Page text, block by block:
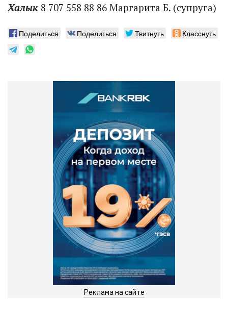
Халык 8 707 558 88 86 Маргарита Б. (супруга)
Поделиться Поделиться Твитнуть Класснуть
Реклама на сайте